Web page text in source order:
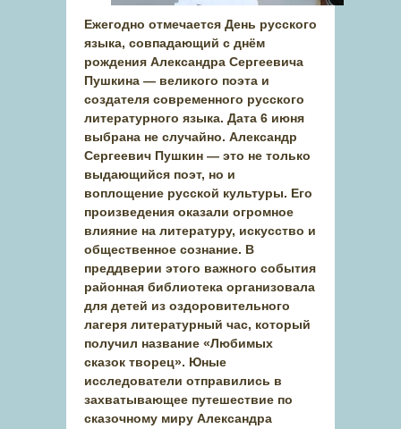
Ежегодно отмечается День русского
языка, совпадающий с днём
рождения Александра Сергеевича
Пушкина — великого поэта и
создателя современного русского
литературного языка. Дата 6 июня
выбрана не случайно. Александр
Сергеевич Пушкин — это не только
выдающийся поэт, но и
воплощение русской культуры. Его
произведения оказали огромное
влияние на литературу, искусство и
общественное сознание. В
преддверии этого важного события
районная библиотека организовала
для детей из оздоровительного
лагеря литературный час, который
получил название «Любимых
сказок творец». Юные
исследователи отправились в
захватывающее путешествие по
сказочному миру Александра